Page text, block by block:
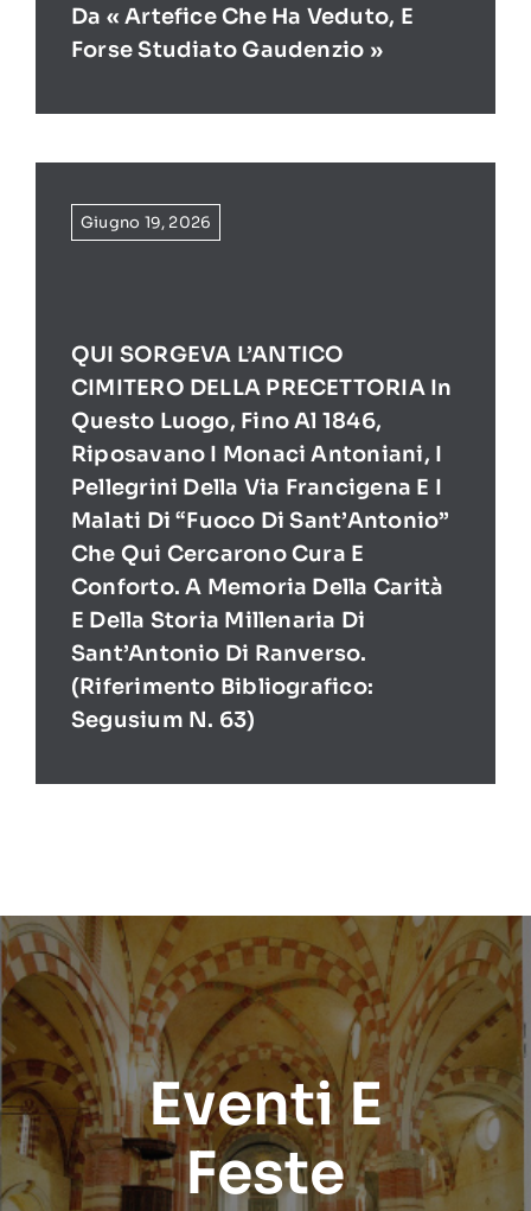
Da « Artefice Che Ha Veduto, E
Forse Studiato Gaudenzio »
Giugno 19, 2026
QUI SORGEVA L’ANTICO
CIMITERO DELLA PRECETTORIA In
Questo Luogo, Fino Al 1846,
Riposavano I Monaci Antoniani, I
Pellegrini Della Via Francigena E I
Malati Di “Fuoco Di Sant’Antonio”
Che Qui Cercarono Cura E
Conforto. A Memoria Della Carità
E Della Storia Millenaria Di
Sant’Antonio Di Ranverso.
(Riferimento Bibliografico:
Segusium N. 63)
Eventi E
Feste